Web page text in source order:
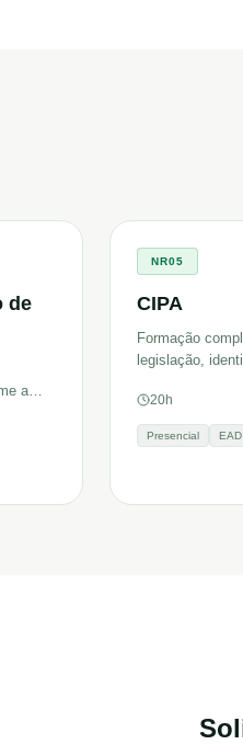
de
a
NR05
CIPA
Formação
legislação,
20h
Presencial EAD